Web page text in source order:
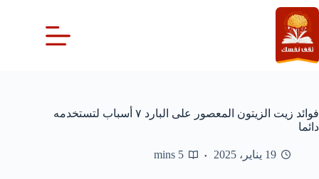
التجاوز
إلى
المحتوى
فوائد زيت الزيتون المعصور على البارد ٧ أسباب لتستخدمه
دائما
19 يناير، 2025 5 mins